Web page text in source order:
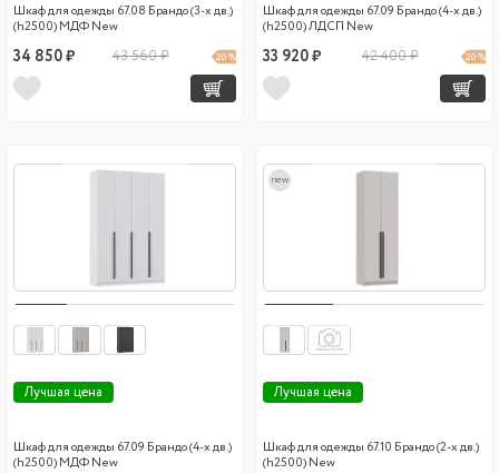
Шкаф для одежды 67.08 Брандо (3-х дв.)
(h2500) МДФ New
34 850 ₽ 43 560 ₽ 20 %
Шкаф для одежды 67.09 Брандо (4-х дв.)
(h2500) ЛДСП New
33 920 ₽ 42 400 ₽ 20 %
Лучшая цена
Шкаф для одежды 67.09 Брандо (4-х дв.)
(h2500) МДФ New
new
Лучшая цена
Шкаф для одежды 67.10 Брандо (2-х дв.)
(h2500) New